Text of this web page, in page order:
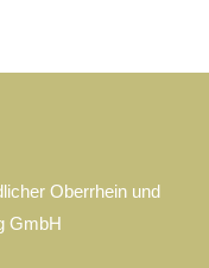
Oberrhein und
GmbH